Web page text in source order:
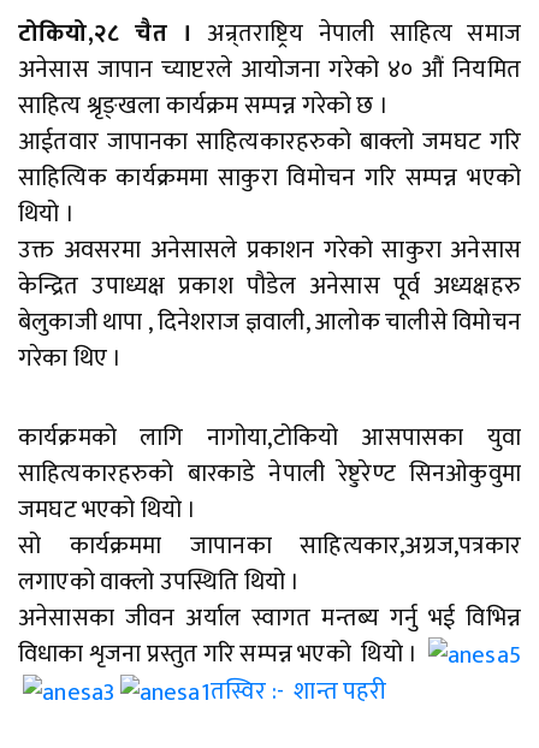
टोकियो,२८ चैत । अन्र्तराष्ट्रिय नेपाली साहित्य समाज
अनेसास जापान च्याप्टरले आयोजना गरेको ४० औं नियमित
साहित्य श्रृङ्खला कार्यक्रम सम्पन्न गरेको छ ।
आईतवार जापानका साहित्यकारहरुको बाक्लो जमघट गरि
साहित्यिक कार्यक्रममा साकुरा विमोचन गरि सम्पन्न भएको
थियो ।
उक्त अवसरमा अनेसासले प्रकाशन गरेको साकुरा अनेसास
केन्द्रित उपाध्यक्ष प्रकाश पौडेल अनेसास पूर्व अध्यक्षहरु
बेलुकाजी थापा , दिनेशराज ज्ञवाली, आलोक चालीसे विमोचन
गरेका थिए ।
कार्यक्रमको लागि नागोया,टोकियो आसपासका युवा
साहित्यकारहरुको बारकाडे नेपाली रेष्टुरेण्ट सिनओकुवुमा
जमघट भएको थियो ।
सो कार्यक्रममा जापानका साहित्यकार,अग्रज,पत्रकार
लगाएको वाक्लो उपस्थिति थियो ।
अनेसासका जीवन अर्याल स्वागत मन्तब्य गर्नु भई विभिन्न
विधाका शृजना प्रस्तुत गरि सम्पन्न भएको थियो ।
तस्विर :- शान्त पहरी